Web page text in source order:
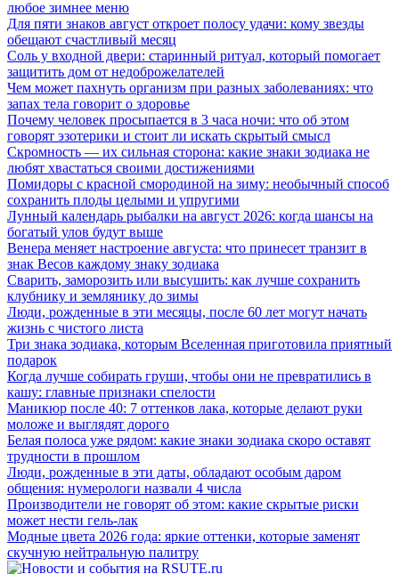
любое зимнее меню
Для пяти знаков август откроет полосу удачи: кому звезды
обещают счастливый месяц
Соль у входной двери: старинный ритуал, который помогает
защитить дом от недоброжелателей
Чем может пахнуть организм при разных заболеваниях: что
запах тела говорит о здоровье
Почему человек просыпается в 3 часа ночи: что об этом
говорят эзотерики и стоит ли искать скрытый смысл
Скромность — их сильная сторона: какие знаки зодиака не
любят хвастаться своими достижениями
Помидоры с красной смородиной на зиму: необычный способ
сохранить плоды целыми и упругими
Лунный календарь рыбалки на август 2026: когда шансы на
богатый улов будут выше
Венера меняет настроение августа: что принесет транзит в
знак Весов каждому знаку зодиака
Сварить, заморозить или высушить: как лучше сохранить
клубнику и землянику до зимы
Люди, рожденные в эти месяцы, после 60 лет могут начать
жизнь с чистого листа
Три знака зодиака, которым Вселенная приготовила приятный
подарок
Когда лучше собирать груши, чтобы они не превратились в
кашу: главные признаки спелости
Маникюр после 40: 7 оттенков лака, которые делают руки
моложе и выглядят дорого
Белая полоса уже рядом: какие знаки зодиака скоро оставят
трудности в прошлом
Люди, рожденные в эти даты, обладают особым даром
общения: нумерологи назвали 4 числа
Производители не говорят об этом: какие скрытые риски
может нести гель-лак
Модные цвета 2026 года: яркие оттенки, которые заменят
скучную нейтральную палитру